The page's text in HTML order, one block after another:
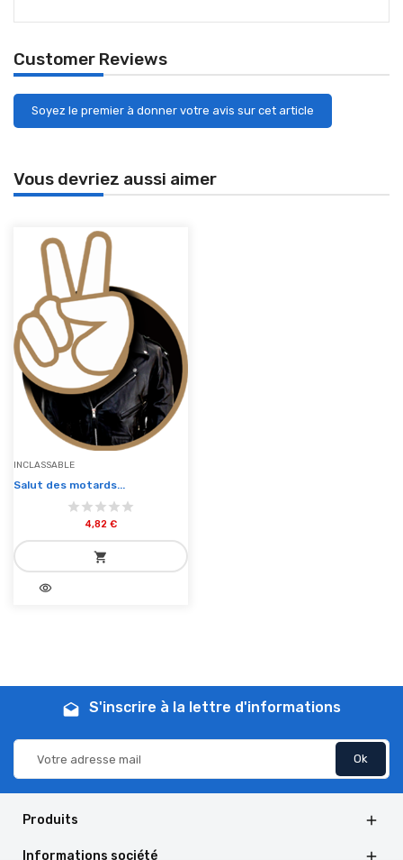
Customer Reviews
Soyez le premier à donner votre avis sur cet article
Vous devriez aussi aimer
INCLASSABLE
Salut des motards...
4,82 €
shopping_cart
add_shopping_cartvisibility
drafts S'inscrire à la lettre d'informations
Produits 
Informations société 